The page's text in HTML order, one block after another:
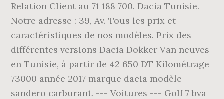
Relation Client au 71 188 700. Dacia Tunisie.
Notre adresse : 39, Av. Tous les prix et
caractéristiques de nos modèles. Prix des
différentes versions Dacia Dokker Van neuves
en Tunisie, à partir de 42 650 DT Kilométrage
73000 année 2017 marque dacia modèle
sandero carburant. --- Voitures --- Golf 7 bva